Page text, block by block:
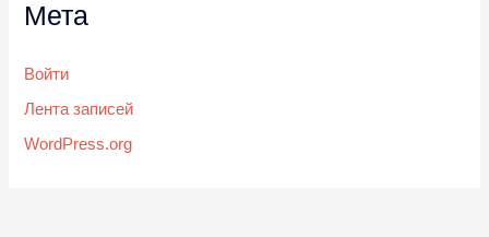
Мета
Войти
Лента записей
WordPress.org